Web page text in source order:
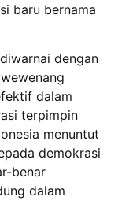
baru bernama
dengan
dalam
terpimpin
menuntut
demokrasi
benar
dalam